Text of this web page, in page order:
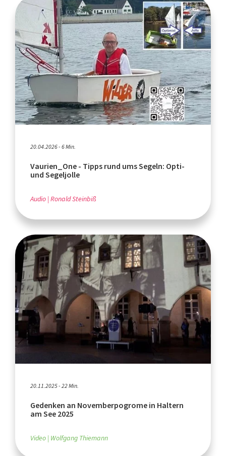
20.04.2026 - 6 Min.
Vaurien_One - Tipps rund ums Segeln: Opti-
und Segeljolle
Audio Ronald Steinbiß
20.11.2025 - 22 Min.
Gedenken an Novemberpogrome in Haltern
am See 2025
Video Wolfgang Thiemann